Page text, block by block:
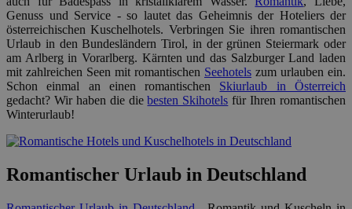
Genuss und Service - so lautet das Geheimnis der Hoteliers der
österreichischen Kuschelhotels. Verbringen Sie ihren romantischen
Urlaub in den Bundesländern Tirol, in der grünen Steiermark oder
am Arlberg in Vorarlberg. Kärnten und das Salzburger Land laden
mit zahlreichen Seen mit romantischen Seehotels zum urlauben ein.
Schon einmal an einen romantischen Skiurlaub in Österreich
gedacht? Wir haben die diebesten Skihotels für Ihren romantischen
Winterurlaub!
Romantischer Urlaub in Deutschland